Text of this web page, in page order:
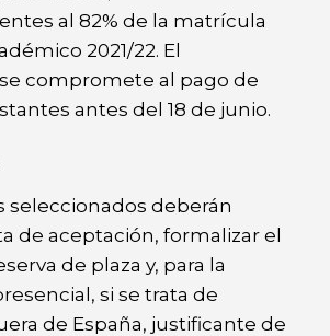
al 82% de la matrícula
2021/22. El
compromete al pago de
antes del 18 de junio.
seleccionados deberán
de aceptación, formalizar el
de plaza y, para la
si se trata de
de España, justificante de